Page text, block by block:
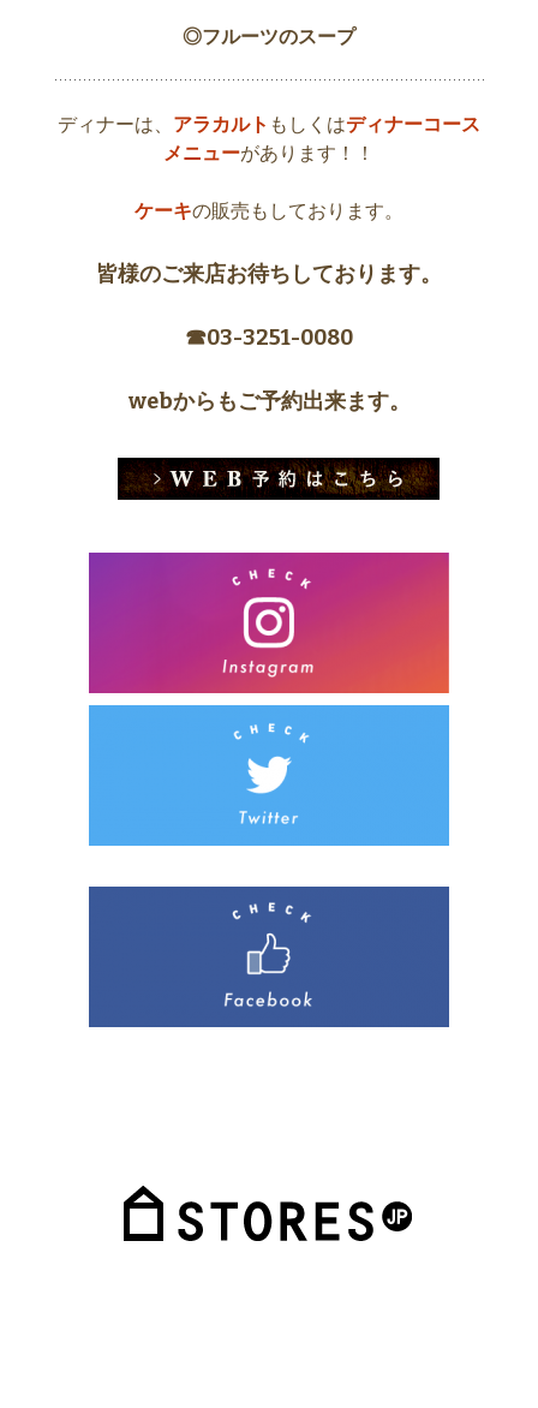
◎フルーツのスープ
ディナーは、 アラカルト もしくはディナーコース
メニューがあります！！
ケーキの販売もしております。
皆様のご来店お待ちしております。
☎︎03-3251-0080
webからもご予約出来ます。